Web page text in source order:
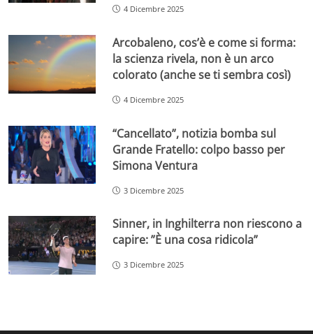
4 Dicembre 2025
Arcobaleno, cos’è e come si forma:
la scienza rivela, non è un arco
colorato (anche se ti sembra così)
4 Dicembre 2025
“Cancellato”, notizia bomba sul
Grande Fratello: colpo basso per
Simona Ventura
3 Dicembre 2025
Sinner, in Inghilterra non riescono a
capire: ”È una cosa ridicola”
3 Dicembre 2025